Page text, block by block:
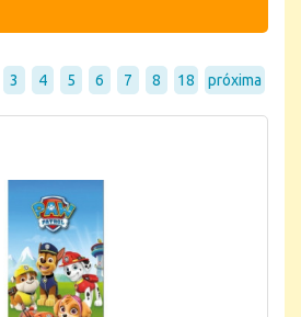
3 4 5 6 7 8 18 próxima